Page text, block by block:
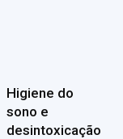
Higiene do
sono e
desintoxicação